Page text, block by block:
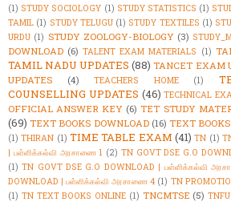
(1) STUDY SOCIOLOGY (1) STUDY STATISTICS (1)
TAMIL (1) STUDY TELUGU (1) STUDY TEXTILES (1)
URDU (1) STUDY ZOOLOGY-BIOLOGY (3)
DOWNLOAD (6) TALENT EXAM MATERIALS (1)
TAMIL NADU UPDATES (88) TANCET EXAM
UPDATES
(4) TEACHERS HOME (1)
COUNSELLING UPDATES (46) TECHNICAL
OFFICIAL ANSWER KEY (6) TET STUDY
(69) TEXT BOOKS DOWNLOAD (16) TEXT
(1) THIRAN (1) TIME TABLE EXAM (41) TN (1)
| பள்ளிக்கல்வி அரசாணை 1 (2) TN GOVT DSE G.O
(1) TN GOVT DSE G.O DOWNLOAD | பள்ளிக்கல்வி
DOWNLOAD | பள்ளிக்கல்வி அரசாணை 4 (1) TN
(1) TN TEXT BOOKS ONLINE (1) TNCMTSE (5)